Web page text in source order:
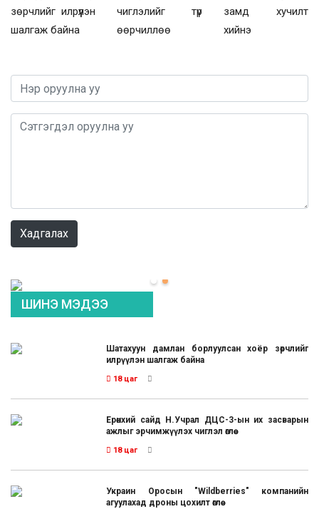
зөрчлийг илрүүлэн
шалгаж байна
чиглэлийг түр
өөрчиллөө
замд хучилт
хийнэ
Хадгалах
ШИНЭ МЭДЭЭ
Шатахуун дамлан борлуулсан хоёр зөрчлийг
илрүүлэн шалгаж байна
18 цаг
Ерөнхий сайд Н.Учрал ДЦС-3-ын их засварын
ажлыг эрчимжүүлэх чиглэл өглөө
18 цаг
Украин Оросын "Wildberries" компанийн
агуулахад дроны цохилт өглөө